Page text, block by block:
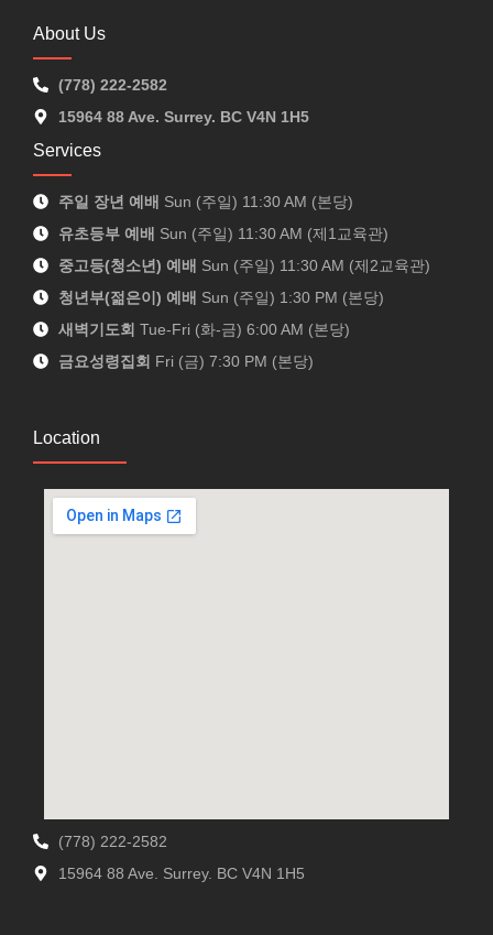
About Us
(778) 222-2582
15964 88 Ave. Surrey. BC V4N 1H5
Services
주일 장년 예배 Sun (주일) 11:30 AM (본당)
유초등부 예배 Sun (주일) 11:30 AM (제1교육관)
중고등(청소년) 예배 Sun (주일) 11:30 AM (제2교육관)
청년부(젊은이) 예배 Sun (주일) 1:30 PM (본당)
새벽기도회 Tue-Fri (화-금) 6:00 AM (본당)
금요성령집회 Fri (금) 7:30 PM (본당)
Location
(778) 222-2582
15964 88 Ave. Surrey. BC V4N 1H5